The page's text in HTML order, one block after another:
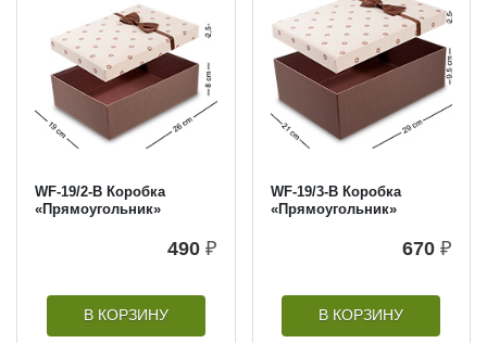
WF-19/2-B Коробка
«Прямоугольник»
490 ₽
В КОРЗИНУ
WF-19/3-B Коробка
«Прямоугольник»
670 ₽
В КОРЗИНУ